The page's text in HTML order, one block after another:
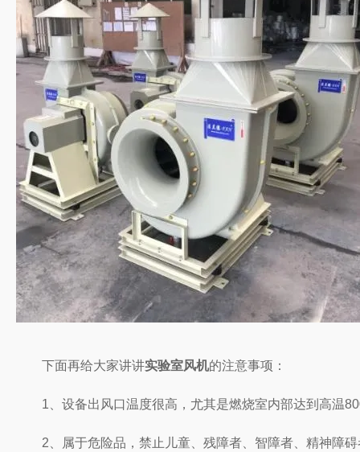
下面再给大家讲讲实验室风机的注意事项：
1、设备出风口温度很高，尤其是燃烧室内部达到高温
2、属于危险品，禁止儿童、残障者、智障者、精